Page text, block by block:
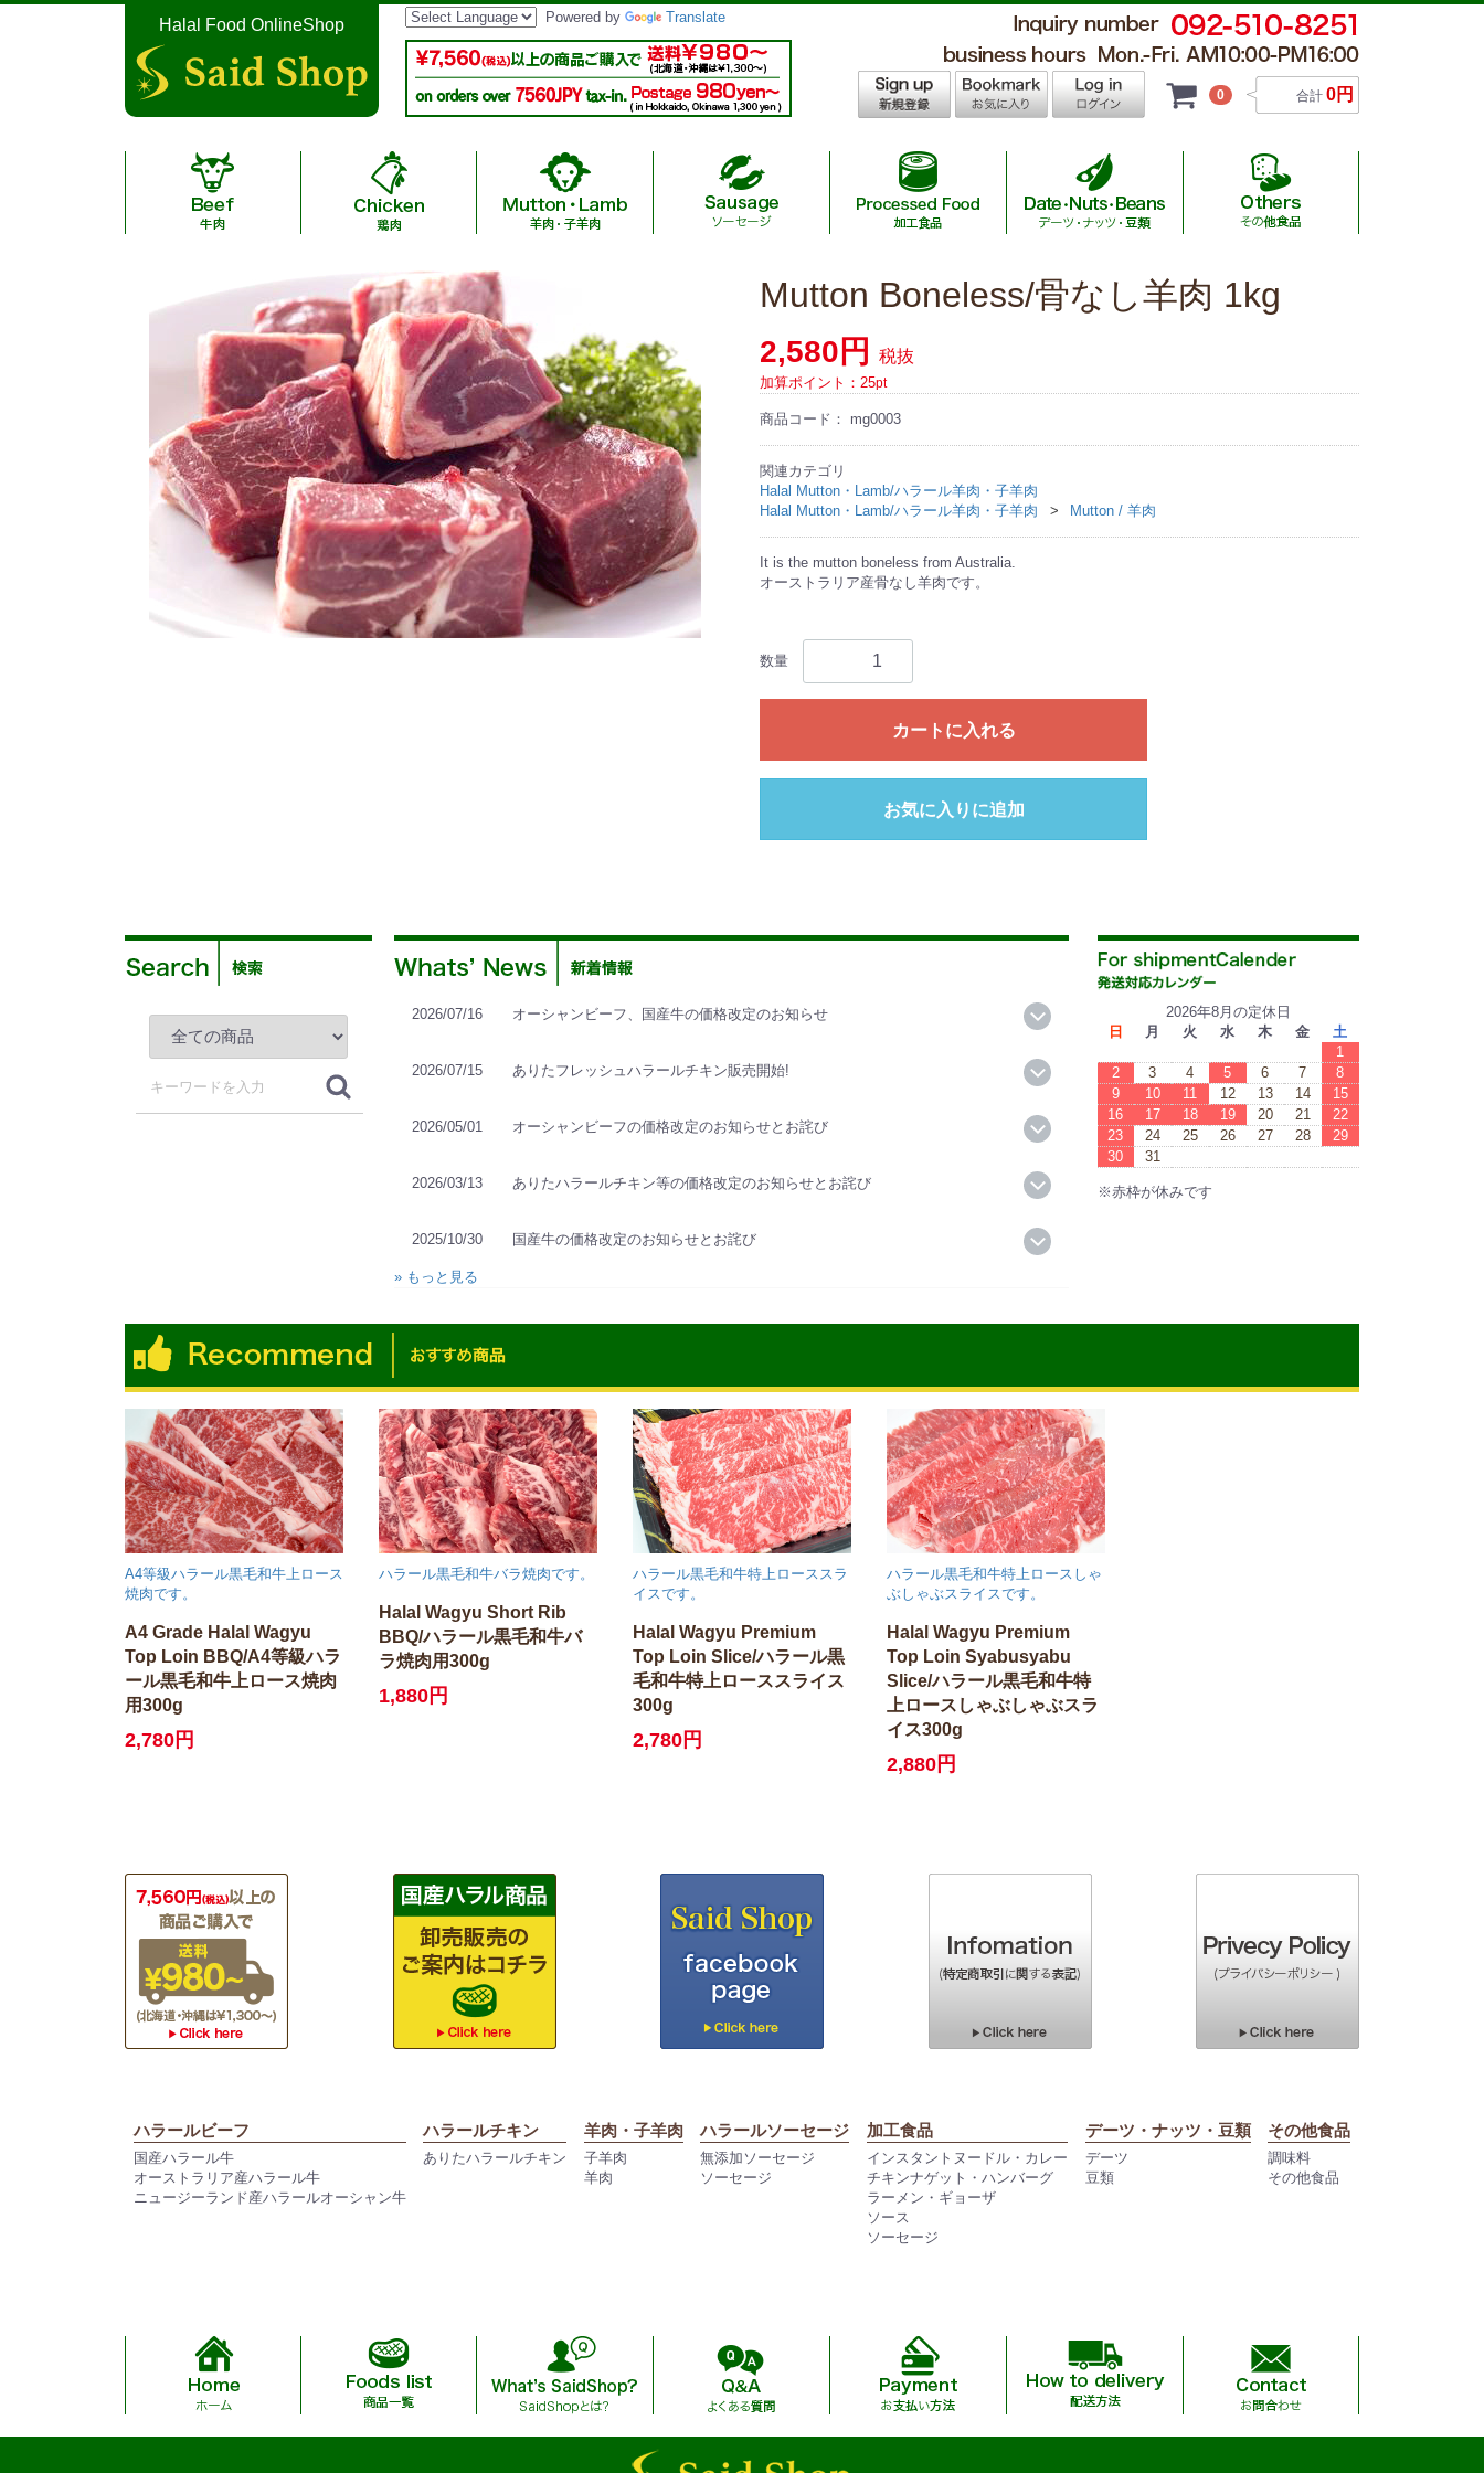
Halal Food OnlineShop Powered by Translate
0 合計 0円
A4,A5 Grade halal wagyu /A4,A5等級ハラール黒毛和牛 Japanese Halal Wagyu / 国産ハラール黒毛和牛
Japanese Halal Beef / 国産ハラール牛肉 Australia Halal Beef/オーストラリア産ハラール牛
New Zealand Halal Ocean Beef/ニュージーランド産ハラールオーシ
ャン牛
Japanease Arita Halal Chicken/ありたハラールチキン
Lamb / 子羊肉 Mutton / 羊肉
Halal Additive-free Sausage / 無添加ハラールソーセージ Sausage / ソーセージ
Instant Noodle & Curry / インスタントヌードル・カレー Chicken Nuggets & Hamburger / チキンナゲット・ハンバーグ
Ramen・Gyoza / ラーメン・ギョーザ
Sausage / ソーセージ
Date / デーツ Beans / 豆類
Halal Condiment & Seasoning / 調味料 Halal Others / その他食品
Mutton Boneless/骨なし羊肉 1kg
2,580円 税抜
加算ポイント： 25pt
商品コード： mg0003
関連カテゴリ
Halal Mutton・Lamb/ハラール羊肉・子羊肉
Halal Mutton・Lamb/ハラール羊肉・子羊肉
Mutton / 羊肉
It is the mutton boneless from Australia.
オーストラリア産骨なし羊肉です。
数量
カートに入れる
お気に入りに追加
2026/07/16 オーシャンビーフ、国産牛の価格改定のお知らせ
2026/07/15 ありたフレッシュハラールチキン販売開始!
2026/05/01 オーシャンビーフの価格改定のお知らせとお詫び
2026/03/13 ありたハラールチキン等の価格改定のお知らせとお詫び
2025/10/30 国産牛の価格改定のお知らせとお詫び
» もっと見る
2026年8月の定休日
日
月 火 水 木 金
土
1
2
3 4 5 6 7
8
9
10 11 12 13 14
15
16
17 18 19 20 21
22
23
24 25 26 27 28
29
30
31
※赤枠が休みです
A4等級ハラール黒毛和牛上ロース
焼肉です。
A4 Grade Halal Wagyu
Top Loin BBQ/A4等級ハラ
ール黒毛和牛上ロース焼肉
用300g
2,780円
ハラール黒毛和牛バラ焼肉です。
Halal Wagyu Short Rib
BBQ/ハラール黒毛和牛バ
ラ焼肉用300g
1,880円
ハラール黒毛和牛特上ローススラ
イスです。
Halal Wagyu Premium
Top Loin Slice/ハラール黒
毛和牛特上ローススライス
300g
2,780円
ハラール黒毛和牛特上ロースしゃ
ぶしゃぶスライスです。
Halal Wagyu Premium
Top Loin Syabusyabu
Slice/ハラール黒毛和牛特
上ロースしゃぶしゃぶスラ
イス300g
2,880円
ハラールビーフ
国産ハラール牛
オーストラリア産ハラール牛
ニュージーランド産ハラールオーシャン牛
ハラールチキン
ありたハラールチキン
羊肉・子羊肉
子羊肉
羊肉
ハラールソーセージ
無添加ソーセージ
ソーセージ
加工食品
インスタントヌードル・カレー
チキンナゲット・ハンバーグ
ラーメン・ギョーザ
ソース
ソーセージ
デーツ・ナッツ・豆類
デーツ
豆類
その他食品
調味料
その他食品